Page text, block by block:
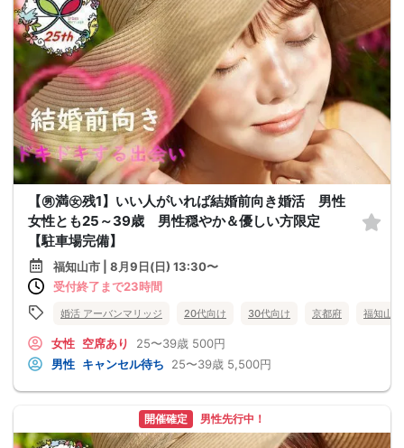
【㊚満㊛残1】いい人がいれば結婚前向き婚活 男性
女性とも25～39歳 男性穏やか＆優しい方限定
【駐車場完備】
福知山市 | 8月9日(日) 13:30〜
受付終了まで23時間
婚活 アーバンマリッジ 20代向け 30代向け 京都府 福知山市
女性 空席あり 25〜39歳 500円
男性 キャンセル待ち 25〜39歳 5,500円
開催確定 男性先行中！